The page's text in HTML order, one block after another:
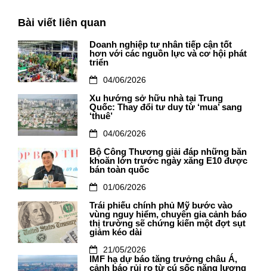
Bài viết liên quan
Doanh nghiệp tư nhân tiếp cận tốt
hơn với các nguồn lực và cơ hội phát
triển
04/06/2026
Xu hướng sở hữu nhà tại Trung
Quốc: Thay đổi tư duy từ ‘mua’ sang
‘thuê’
04/06/2026
Bộ Công Thương giải đáp những băn
khoăn lớn trước ngày xăng E10 được
bán toàn quốc
01/06/2026
Trái phiếu chính phủ Mỹ bước vào
vùng nguy hiểm, chuyên gia cảnh báo
thị trường sẽ chứng kiến một đợt sụt
giảm kéo dài
21/05/2026
IMF hạ dự báo tăng trưởng châu Á,
cảnh báo rủi ro từ cú sốc năng lượng